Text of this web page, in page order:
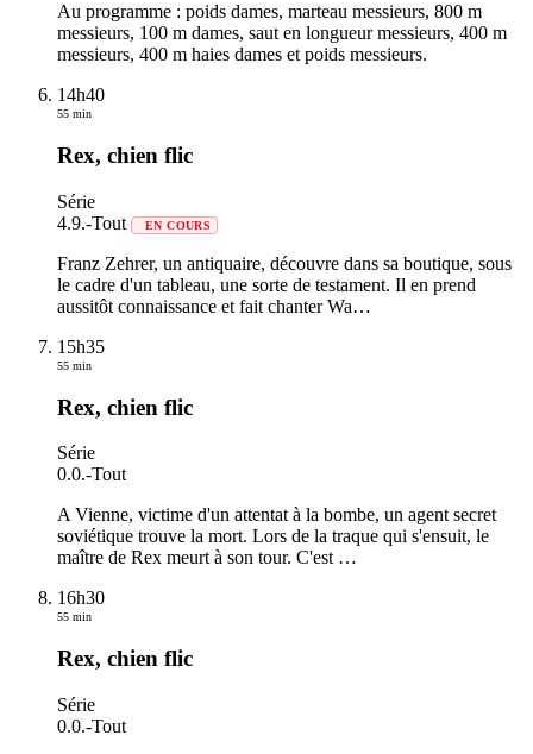
Au programme : poids dames, marteau messieurs, 800 m
messieurs, 100 m dames, saut en longueur messieurs, 400 m
messieurs, 400 m haies dames et poids messieurs.
14h40
55 min
Rex, chien flic
Série
4.9.-Tout EN COURS
Franz Zehrer, un antiquaire, découvre dans sa boutique, sous
le cadre d'un tableau, une sorte de testament. Il en prend
aussitôt connaissance et fait chanter Wa…
15h35
55 min
Rex, chien flic
Série
0.0.-Tout
A Vienne, victime d'un attentat à la bombe, un agent secret
soviétique trouve la mort. Lors de la traque qui s'ensuit, le
maître de Rex meurt à son tour. C'est …
16h30
55 min
Rex, chien flic
Série
0.0.-Tout